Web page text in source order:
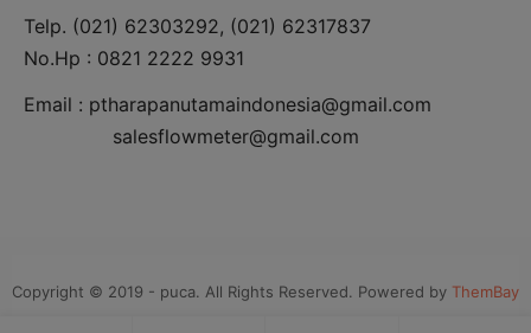
Telp. (021) 62303292, (021) 62317837
No.Hp : 0821 2222 9931
Email : ptharapanutamaindonesia@gmail.com
salesflowmeter@gmail.com
Copyright © 2019 - puca. All Rights Reserved. Powered by ThemBay